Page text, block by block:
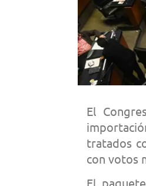
El
tratados
con votos
El